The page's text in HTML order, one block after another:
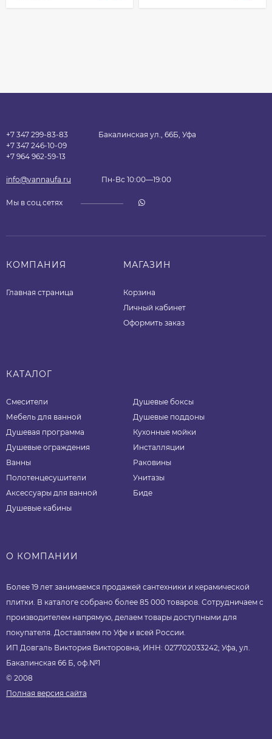
+7 347 299-83-83
+7 347 246-10-09
+7 964 962-59-13
Бакалинская ул., 66Б, Уфа
info@vannaufa.ru Пн-Вс 10:00—19:00
Мы в соц.сетях
КОМПАНИЯ
Главная страница
МАГАЗИН
Корзина
Личный кабинет
Оформить заказ
КАТАЛОГ
Смесители
Мебель для ванной
Душевая программа
Душевые ограждения
Ванны
Полотенцесушители
Аксессуары для ванной
Душевые кабины
Душевые боксы
Душевые поддоны
Кухонные мойки
Инсталляции
Раковины
Унитазы
Биде
О КОМПАНИИ
Более 19 лет занимаемся продажей сантехники и керамической
плитки. В каталоге собрано более 85 000 товаров. Сотрудничаем с
производителем напрямую, делаем товары доступными для
покупателя. Доставляем по Уфе и всей России.
ИП Довгаль Виктория Викторовна; ИНН: 027702033242; Уфа, ул.
Бакалинская 66 Б, оф.№1
© 2008
Полная версия сайта